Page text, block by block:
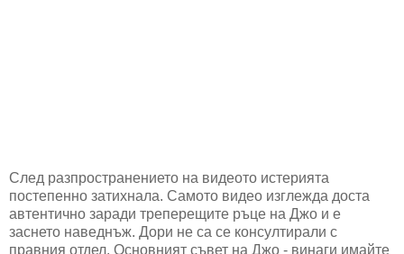
След разпространението на видеото истерията
постепенно затихнала. Самото видео изглежда доста
автентично заради треперещите ръце на Джо и е
заснето наведнъж. Дори не са се консултирали с
правния отдел. Основният съвет на Джо - винаги имайте